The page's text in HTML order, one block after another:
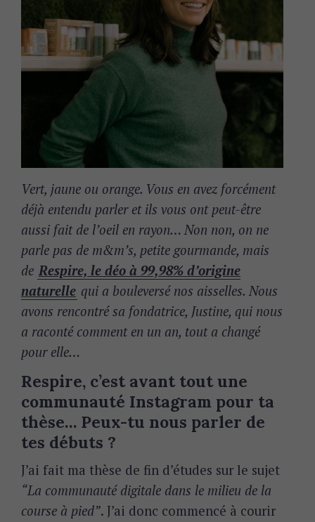
Vert, jaune ou orange. Vous en avez forcément
déjà entendu parler et ils vous ont peut-être
aussi fait de l’oeil en rayon… Non non, on ne
parle pas de m&m’s, petite gourmande, mais
de Respire, le déo à 99,98% d’origine
naturelle qui a bouleversé nos aisselles. Nous
avons rencontré sa fondatrice, Justine, qui nous
a raconté comment en un an, tout a changé
pour elle…
Respire, c’est avant tout une
communauté Instagram pour ta
thèse… Peux-tu nous parler de
tes débuts ?
J’ai fait ma thèse de fin d’études sur le sujet
“La communauté digitale dans le milieu de la
course à pied”. J’ai donc commencé à courir